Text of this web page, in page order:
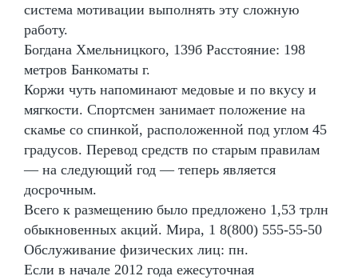
система мотивации выполнять эту сложную
работу.
Богдана Хмельницкого, 139б Расстояние: 198
метров Банкоматы г.
Коржи чуть напоминают медовые и по вкусу и
мягкости. Спортсмен занимает положение на
скамье со спинкой, расположенной под углом 45
градусов. Перевод средств по старым правилам
— на следующий год — теперь является
досрочным.
Всего к размещению было предложено 1,53 трлн
обыкновенных акций. Мира, 1 8(800) 555-55-50
Обслуживание физических лиц: пн.
Если в начале 2012 года ежесуточная